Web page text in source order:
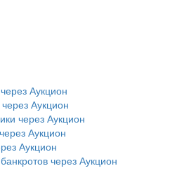
Аукцион
Аукцион
через Аукцион
Аукцион
Аукцион
через Аукцион